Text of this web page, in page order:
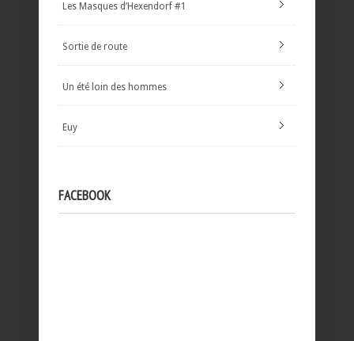
Les Masques d’Hexendorf #1
Sortie de route
Un été loin des hommes
Euy
FACEBOOK